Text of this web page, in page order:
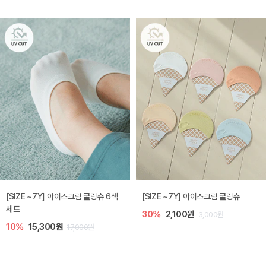
[SIZE ~7Y] 아이스크림 쿨링슈 6색
세트
10% 15,300원 17,000원
[SIZE ~7Y] 아이스크림 쿨링슈
30% 2,100원 3,000원